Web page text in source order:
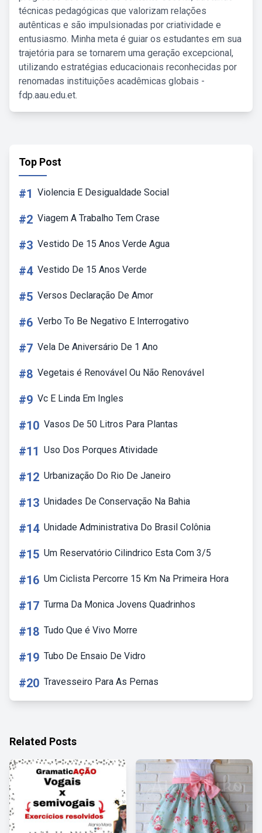
técnicas pedagógicas que valorizam relações
autênticas e são impulsionadas por criatividade e
entusiasmo. Minha meta é guiar os estudantes em sua
trajetória para se tornarem uma geração excepcional,
utilizando estratégias educacionais reconhecidas por
renomadas instituições acadêmicas globais -
fdp.aau.edu.et.
Top Post
#1 Violencia E Desigualdade Social
#2 Viagem A Trabalho Tem Crase
#3 Vestido De 15 Anos Verde Agua
#4 Vestido De 15 Anos Verde
#5 Versos Declaração De Amor
#6 Verbo To Be Negativo E Interrogativo
#7 Vela De Aniversário De 1 Ano
#8 Vegetais é Renovável Ou Não Renovável
#9 Vc E Linda Em Ingles
#10 Vasos De 50 Litros Para Plantas
#11 Uso Dos Porques Atividade
#12 Urbanização Do Rio De Janeiro
#13 Unidades De Conservação Na Bahia
#14 Unidade Administrativa Do Brasil Colônia
#15 Um Reservatório Cilindrico Esta Com 3/5
#16 Um Ciclista Percorre 15 Km Na Primeira Hora
#17 Turma Da Monica Jovens Quadrinhos
#18 Tudo Que é Vivo Morre
#19 Tubo De Ensaio De Vidro
#20 Travesseiro Para As Pernas
Related Posts